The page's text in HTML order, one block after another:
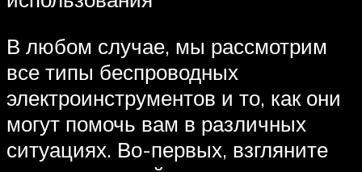
В любом случае, мы рассмотрим
все типы беспроводных
электроинструментов и то, как они
могут помочь вам в различных
ситуациях. Во-первых, взгляните